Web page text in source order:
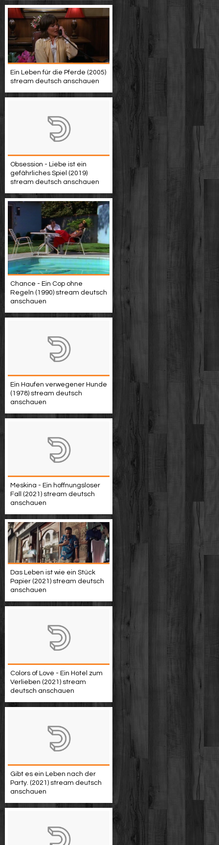
Ein Leben für die Pferde (2005)
stream deutsch anschauen
Obsession - Liebe ist ein
gefährliches Spiel (2019)
stream deutsch anschauen
Chance - Ein Cop ohne
Regeln (1990) stream deutsch
anschauen
Ein Haufen verwegener Hunde
(1978) stream deutsch
anschauen
Meskina - Ein hoffnungsloser
Fall (2021) stream deutsch
anschauen
Das Leben ist wie ein Stück
Papier (2021) stream deutsch
anschauen
Colors of Love - Ein Hotel zum
Verlieben (2021) stream
deutsch anschauen
Gibt es ein Leben nach der
Party. (2021) stream deutsch
anschauen